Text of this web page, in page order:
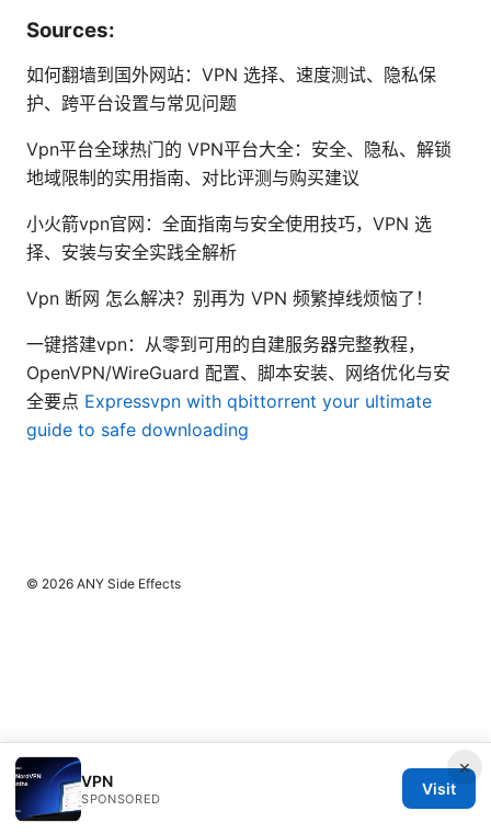
Sources:
如何翻墙到国外网站：VPN 选择、速度测试、隐私保
护、跨平台设置与常见问题
Vpn平台全球热门的 VPN平台大全：安全、隐私、解锁
地域限制的实用指南、对比评测与购买建议
小火箭vpn官网：全面指南与安全使用技巧，VPN 选
择、安装与安全实践全解析
Vpn 断网 怎么解决？别再为 VPN 频繁掉线烦恼了！
一键搭建vpn：从零到可用的自建服务器完整教程，
OpenVPN/WireGuard 配置、脚本安装、网络优化与安
全要点 Expressvpn with qbittorrent your ultimate
guide to safe downloading
×
VPN
SPONSORED
Visit
© 2026 ANY Side Effects